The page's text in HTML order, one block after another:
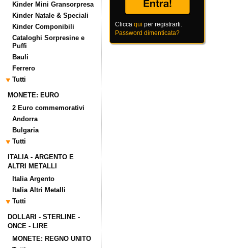
Kinder Mini Gransorpresa
Kinder Natale & Speciali
Kinder Componibili
Cataloghi Sorpresine e
Puffi
Bauli
Ferrero
Tutti
MONETE: EURO
2 Euro commemorativi
Andorra
Bulgaria
Tutti
ITALIA - ARGENTO E
ALTRI METALLI
Italia Argento
Italia Altri Metalli
Tutti
DOLLARI - STERLINE -
ONCE - LIRE
MONETE: REGNO UNITO
Clicca qui per registrarti.
Password dimenticata?